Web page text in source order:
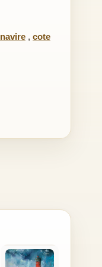
navire , cote